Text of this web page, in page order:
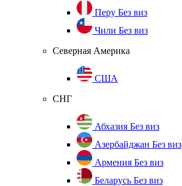
Перу Без виз
Чили Без виз
Северная Америка
США
СНГ
Абхазия Без виз
Азербайджан Без виз
Армения Без виз
Беларусь Без виз